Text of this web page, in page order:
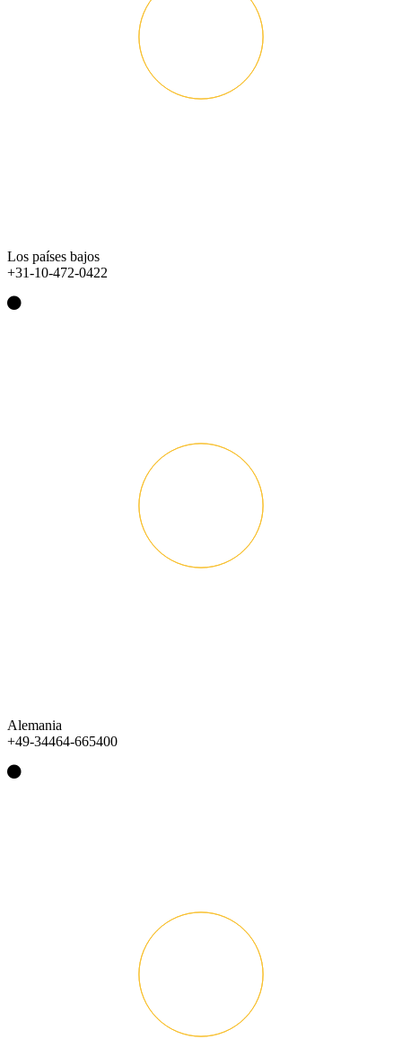
Los países bajos
+31-10-472-0422
Alemania
+49-34464-665400